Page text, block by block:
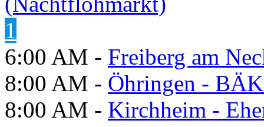
1
6:00 AM - Freiberg am
8:00 AM - Öhringen -
8:00 AM - Kirchheim -